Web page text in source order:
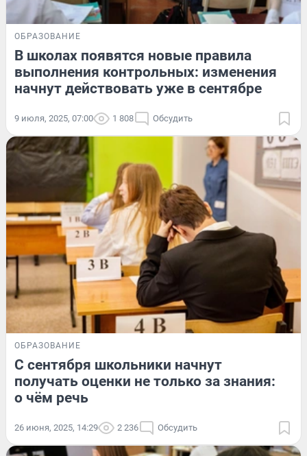
ОБРАЗОВАНИЕ
В школах появятся новые правила
выполнения контрольных: изменения
начнут действовать уже в сентябре
9 июля, 2025, 07:00 1 808 Обсудить
ОБРАЗОВАНИЕ
С сентября школьники начнут
получать оценки не только за знания:
о чём речь
26 июня, 2025, 14:29 2 236 Обсудить